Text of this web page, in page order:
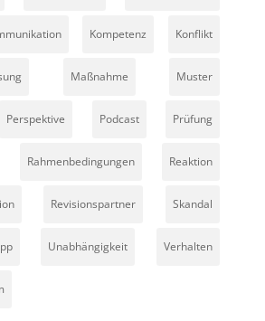
Kompetenz Konflikt
Maßnahme Muster
Perspektive Podcast Prüfung
Rahmenbedingungen Reaktion
Revisionspartner Skandal
Unabhängigkeit Verhalten